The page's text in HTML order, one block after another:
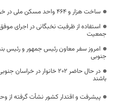
ساخت هزار و ۴۶۴ واحد مسکن ملی در خراسان جنوبی آغاز شد
استفاده از ظرفیت نخبگانی در اجرای
جمعیت
امروز سفر معاون رئیس جمهور و رئیس
جنوبی
در حال حاضر 202 خانوار در
باشند
پیشرفت و اقتدار کشور نشأت گرفته از